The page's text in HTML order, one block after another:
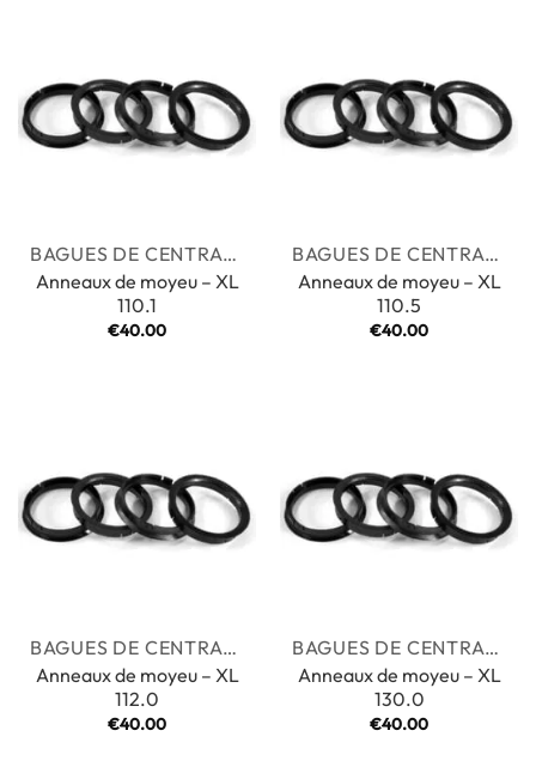
BAGUES DE CENTRAGE
Anneaux de moyeu – XL
110.1
€40.00
BAGUES DE CENTRAGE
Anneaux de moyeu – XL
110.5
€40.00
BAGUES DE CENTRAGE
Anneaux de moyeu – XL
112.0
€40.00
BAGUES DE CENTRAGE
Anneaux de moyeu – XL
130.0
€40.00